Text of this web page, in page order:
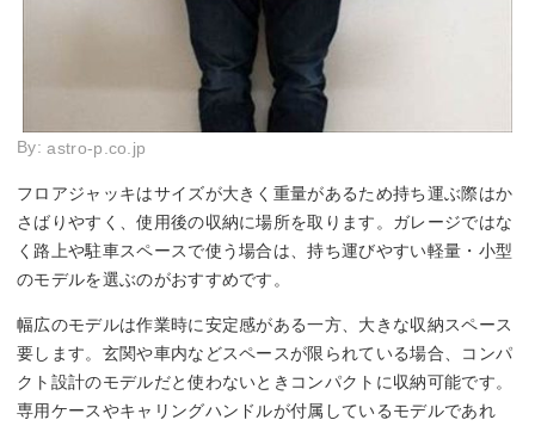
By:astro-p.co.jp
フロアジャッキはサイズが大きく重量があるため持ち運ぶ際はか
さばりやすく、使用後の収納に場所を取ります。ガレージではな
く路上や駐車スペースで使う場合は、持ち運びやすい軽量・小型
のモデルを選ぶのがおすすめです。
幅広のモデルは作業時に安定感がある一方、大きな収納スペース
要します。玄関や車内などスペースが限られている場合、コンパ
クト設計のモデルだと使わないときコンパクトに収納可能です。
専用ケースやキャリングハンドルが付属しているモデルであれ